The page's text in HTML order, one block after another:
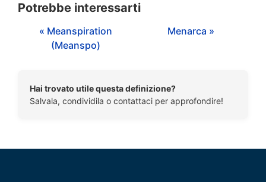
Potrebbe interessarti
« Meanspiration
(Meanspo)
Menarca »
Hai trovato utile questa definizione?
Salvala, condividila o contattaci per approfondire!